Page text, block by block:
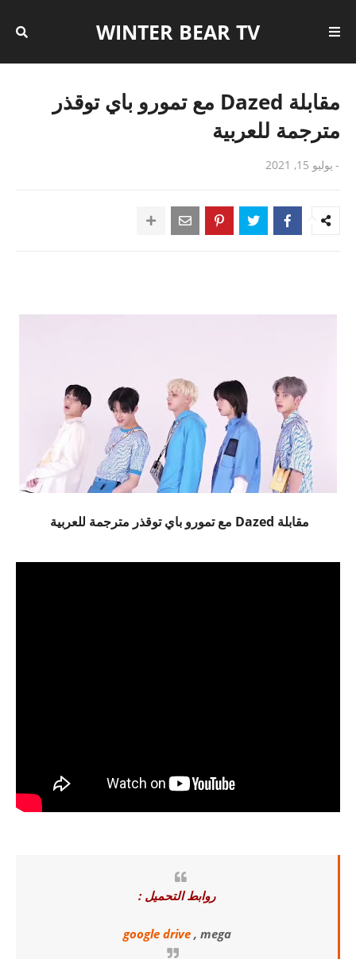
WINTER BEAR TV
مقابلة Dazed مع تمورو باي توقذر
مترجمة للعربية
- يوليو 15, 2021
مقابلة Dazed مع تمورو باي توقذر مترجمة للعربية
روابط التحميل :
google drive, mega